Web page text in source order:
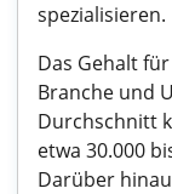
spezialisieren.
Das Gehalt
Branche und
Durchschnitt
etwa 30.000
Darüber